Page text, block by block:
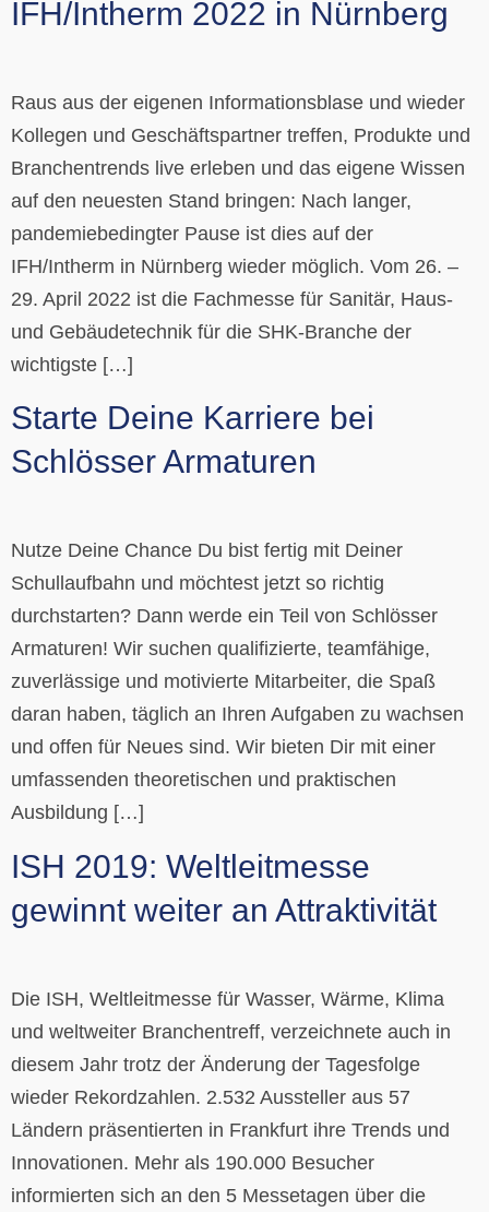
IFH/Intherm 2022 in Nürnberg
Raus aus der eigenen Informationsblase und wieder
Kollegen und Geschäftspartner treffen, Produkte und
Branchentrends live erleben und das eigene Wissen
auf den neuesten Stand bringen: Nach langer,
pandemiebedingter Pause ist dies auf der
IFH/Intherm in Nürnberg wieder möglich. Vom 26. –
29. April 2022 ist die Fachmesse für Sanitär, Haus-
und Gebäudetechnik für die SHK-Branche der
wichtigste […]
Starte Deine Karriere bei
Schlösser Armaturen
Nutze Deine Chance Du bist fertig mit Deiner
Schullaufbahn und möchtest jetzt so richtig
durchstarten? Dann werde ein Teil von Schlösser
Armaturen! Wir suchen qualifizierte, teamfähige,
zuverlässige und motivierte Mitarbeiter, die Spaß
daran haben, täglich an Ihren Aufgaben zu wachsen
und offen für Neues sind. Wir bieten Dir mit einer
umfassenden theoretischen und praktischen
Ausbildung […]
ISH 2019: Weltleitmesse
gewinnt weiter an Attraktivität
Die ISH, Weltleitmesse für Wasser, Wärme, Klima
und weltweiter Branchentreff, verzeichnete auch in
diesem Jahr trotz der Änderung der Tagesfolge
wieder Rekordzahlen. 2.532 Aussteller aus 57
Ländern präsentierten in Frankfurt ihre Trends und
Innovationen. Mehr als 190.000 Besucher
informierten sich an den 5 Messetagen über die